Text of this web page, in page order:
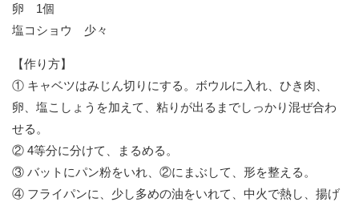
卵 1個
塩コショウ 少々
【作り方】
① キャベツはみじん切りにする。ボウルに入れ、ひき肉、
卵、塩こしょうを加えて、粘りが出るまでしっかり混ぜ合わ
せる。
② 4等分に分けて、まるめる。
③ バットにパン粉をいれ、②にまぶして、形を整える。
④ フライパンに、少し多めの油をいれて、中火で熱し、揚げ